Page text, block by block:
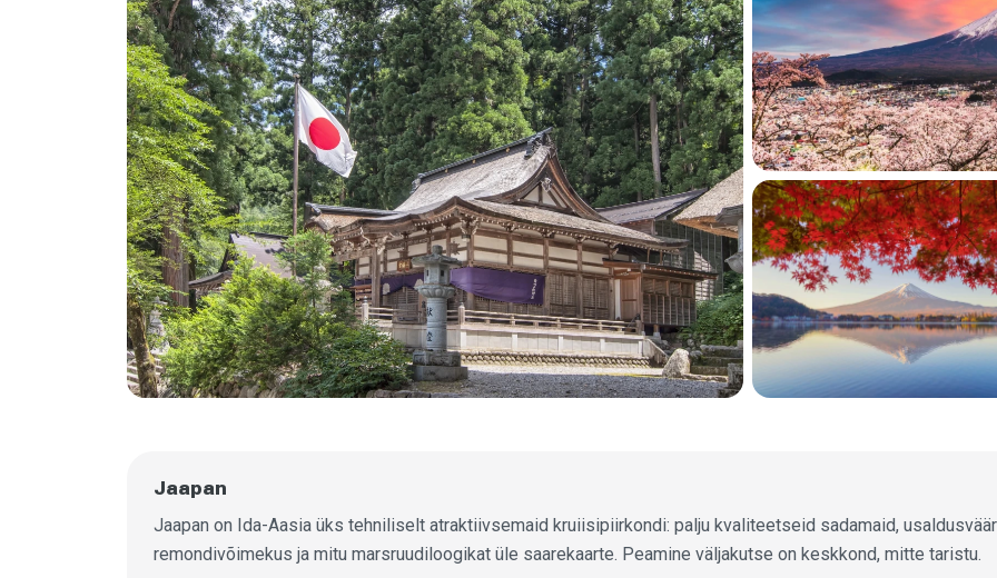
Jaapan
Jaapan on Ida-Aasia üks tehniliselt atraktiivsemaid kruiisipiirkondi: palju kvaliteetseid sadamaid,
remondivõimekus ja mitu marsruudiloogikat üle saarekaarte. Peamine väljakutse on keskkond, mitte taristu.